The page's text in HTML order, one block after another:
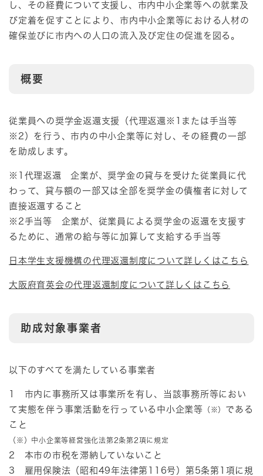
し、その経費について支援し、市内中小企業等への就業及
び定着を促すことにより、市内中小企業等における人材の
確保並びに市内への人口の流入及び定住の促進を図る。
概要
従業員への奨学金返還支援（代理返還※1または手当等
※2）を行う、市内の中小企業等に対し、その経費の一部
を助成します。
※1代理返還 企業が、奨学金の貸与を受けた従業員に代
わって、貸与額の一部又は全部を奨学金の債権者に対して
直接返還すること
※2手当等 企業が、従業員による奨学金の返還を支援す
るために、通常の給与等に加算して支給する手当等
日本学生支援機構の代理返還制度について詳しくはこちら
大阪府育英会の代理返還制度について詳しくはこちら
助成対象事業者
以下のすべてを満たしている事業者
1 市内に事務所又は事業所を有し、当該事務所等におい
て実態を伴う事業活動を行っている中小企業等
（※） である
こと
（※）中小企業等経営強化法第2条第2項に規定
2 本市の市税を滞納していないこと
3 雇用保険法（昭和49年法律第116号）第5条第1項に規